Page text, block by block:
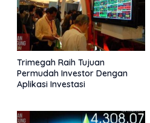
Trimegah Raih Tujuan
Permudah Investor Dengan
Aplikasi Investasi